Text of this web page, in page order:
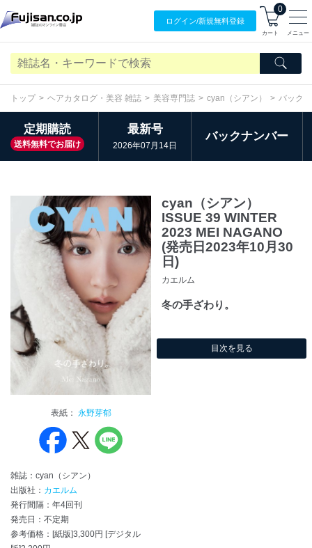
ログイン/新規無料登録
0
カート メニュー
トップ ヘアカタログ・美容 雑誌 美容専門誌 cyan（シアン） バック
定期購読
送料無料でお届け
最新号
2026年07月14日
バックナンバー
表紙： 永野芽郁
雑誌：cyan（シアン）
出版社： カエルム
発行間隔：年4回刊
発売日：不定期
参考価格：[紙版]3,300円 [デジタル
cyan（シアン）
ISSUE 39 WINTER
2023 MEI NAGANO
(発売日2023年10月30
日)
カエルム
冬の手ざわり。
目次を見る